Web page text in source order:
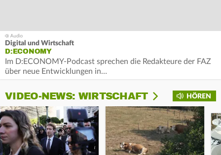
Digital und Wirtschaft
D:ECONOMY
Im D:ECONOMY-Podcast sprechen die Redakteure der FAZ
über neue Entwicklungen in…
HÖREN
VIDEO-NEWS: WIRTSCHAFT